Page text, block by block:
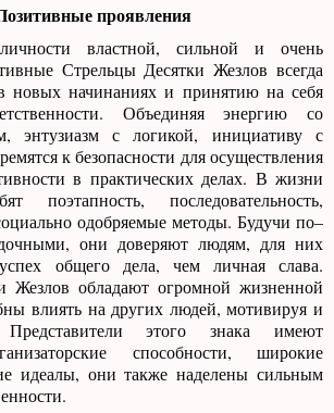
проявления
властной, сильной и очень
Стрельцы Десятки Жезлов всегда
новых начинаниях и принятию на себя
Объединяя энергию со
энтузиазм с логикой, инициативу с
к безопасности для осуществления
в практических делах. В жизни
последовательность,
одобряемые методы. Будучи по–
они доверяют людям, для них
общего дела, чем личная слава.
Жезлов обладают огромной жизненной
влиять на других людей, мотивируя и
этого знака имеют
способности, широкие
идеалы, они также наделены сильным